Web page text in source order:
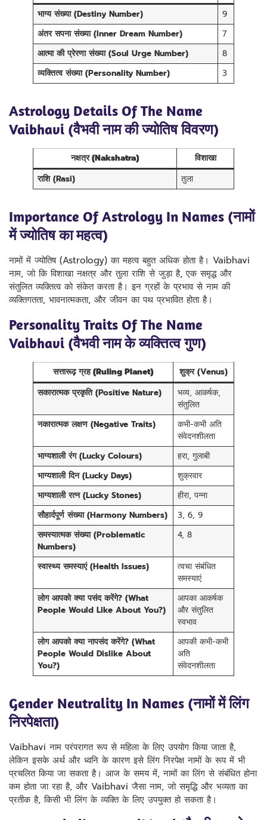
भाग्य संख्या (Destiny Number)
9
अंतर सपना संख्या (Inner Dream Number)
7
आत्मा की प्रेरणा संख्या (Soul Urge Number)
8
व्यक्तित्व संख्या (Personality Number)
3
Astrology Details Of The Name
Vaibhavi (वैभवी नाम की ज्योतिष विवरण)
नक्षत्र (Nakshatra)
विशाखा
राशि (Rasi)
तुला
Importance Of Astrology In Names (नामों
में ज्योतिष का महत्व)
नामों में ज्योतिष (Astrology) का महत्व बहुत अधिक होता है। Vaibhavi
नाम, जो कि विशाखा नक्षत्र और तुला राशि से जुड़ा है, एक समृद्ध और
संतुलित व्यक्तित्व को संकेत करता है। इन ग्रहों के प्रभाव से नाम की
व्यक्तिगतता, भावनात्मकता, और जीवन का पथ प्रभावित होता है।
Personality Traits Of The Name
Vaibhavi (वैभवी नाम के व्यक्तित्व गुण)
सत्तारूढ़ ग्रह (Ruling Planet)
शुक्र (Venus)
सकारात्मक प्रकृति (Positive Nature)
भव्य, आकर्षक,
संतुलित
नकारात्मक लक्षण (Negative Traits)
कभी-कभी अति
संवेदनशीलता
भाग्यशाली रंग (Lucky Colours)
हरा, गुलाबी
भाग्यशाली दिन (Lucky Days)
शुक्रवार
भाग्यशाली रत्न (Lucky Stones)
हीरा, पन्ना
सौहार्दपूर्ण संख्या (Harmony Numbers)
3, 6, 9
समस्यात्मक संख्या (Problematic
Numbers)
4, 8
स्वास्थ्य समस्याएं (Health Issues)
त्वचा संबंधित
समस्याएं
लोग आपको क्या पसंद करेंगे? (What
People Would Like About You?)
आपका आकर्षक
और संतुलित
स्वभाव
लोग आपको क्या नापसंद करेंगे? (What
People Would Dislike About
You?)
आपकी कभी-कभी
अति
संवेदनशीलता
Gender Neutrality In Names (नामों में लिंग
निरपेक्षता)
Vaibhavi नाम परंपरागत रूप से महिला के लिए उपयोग किया जाता है,
लेकिन इसके अर्थ और ध्वनि के कारण इसे लिंग निरपेक्ष नामों के रूप में भी
प्रचलित किया जा सकता है। आज के समय में, नामों का लिंग से संबंधित होना
कम होता जा रहा है, और Vaibhavi जैसा नाम, जो समृद्धि और भव्यता का
प्रतीक है, किसी भी लिंग के व्यक्ति के लिए उपयुक्त हो सकता है।